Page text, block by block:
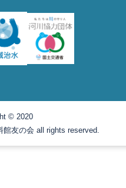
© 2020
友の会 all rights reserved.